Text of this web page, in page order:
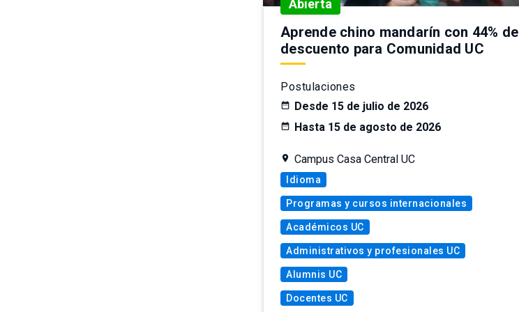
Abierta
Aprende chino mandarín con 44% de
descuento para Comunidad UC
Postulaciones
Desde 15 de julio de 2026
Hasta 15 de agosto de 2026
Campus Casa Central UC
Idioma
Programas y cursos internacionales
Académicos UC
Administrativos y profesionales UC
Alumnis UC
Docentes UC